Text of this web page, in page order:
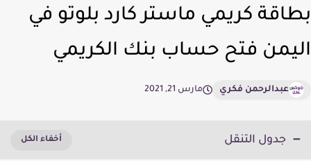
كريمي ماستر كارد بلوتو في
فتح حساب بنك الكريمي
عبدالرحمن فكري مارس 21, 2021
جدول التنقل